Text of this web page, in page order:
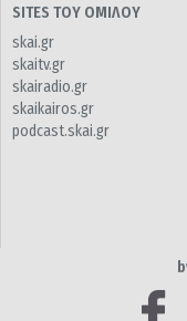
SITES ΤΟΥ ΟΜΙΛΟΥ
skai.gr
skaitv.gr
skairadio.gr
skaikairos.gr
podcast.skai.gr